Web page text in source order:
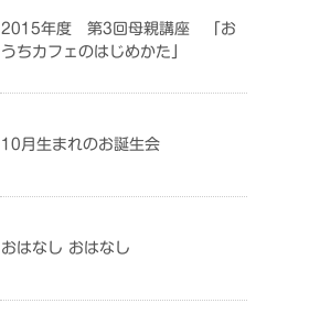
2015年度 第3回母親講座 「お
うちカフェのはじめかた」
10月生まれのお誕生会
おはなし おはなし